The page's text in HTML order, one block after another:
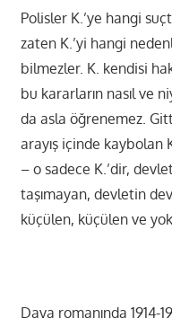
Polisler K.’ye hangi
zaten K.’yi hangi
bilmezler. K. kendisi
bu kararların nasıl ve
da asla öğrenemez.
arayış içinde kaybolan
– o sadece K.’dir,
taşımayan, devletin
küçülen, küçülen ve yok
Dava romanında 1914-